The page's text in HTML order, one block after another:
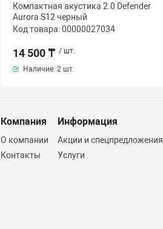
Компактная акустика 2.0 Defender
Aurora S12 черный
Код товара: 00000027034
14 500 ₸ / шт.
Наличие: 2 шт.
Компания
О компании
Контакты
Информация
Акции и спецпредложения
Услуги